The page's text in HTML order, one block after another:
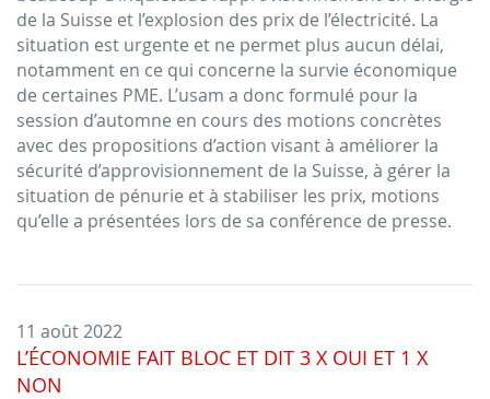
de la Suisse et l’explosion des prix de l’électricité. La
situation est urgente et ne permet plus aucun délai,
notamment en ce qui concerne la survie économique
de certaines PME. L’usam a donc formulé pour la
session d’automne en cours des motions concrètes
avec des propositions d’action visant à améliorer la
sécurité d’appro­vi­sionne­ment de la Suisse, à gérer la
situation de pénurie et à stabiliser les prix, motions
qu’elle a présentées lors de sa conférence de presse.
11 août 2022
L’ÉCONOMIE FAIT BLOC ET DIT 3 X OUI ET 1 X
NON